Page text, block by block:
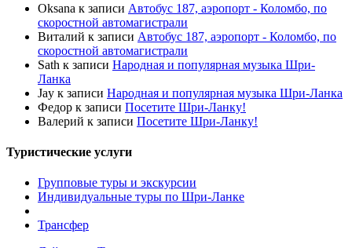
Oksana к записи Автобус 187, аэропорт - Коломбо, по
скоростной автомагистрали
Виталий к записи Автобус 187, аэропорт - Коломбо, по
скоростной автомагистрали
Sath к записи Народная и популярная музыка Шри-
Ланка
Jay к записи Народная и популярная музыка Шри-Ланка
Федор к записи Посетите Шри-Ланку!
Валерий к записи Посетите Шри-Ланку!
Туристические услуги
Групповые туры и экскурсии
Индивидуальные туры по Шри-Ланке
Трансфер